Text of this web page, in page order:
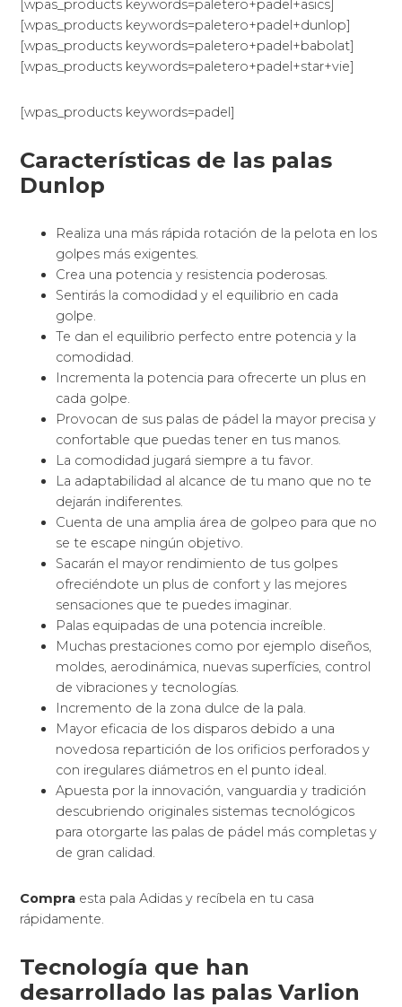
[wpas_products keywords=paletero+padel+asics]
[wpas_products keywords=paletero+padel+dunlop]
[wpas_products keywords=paletero+padel+babolat]
[wpas_products keywords=paletero+padel+star+vie]
[wpas_products keywords=padel]
Características de las palas
Dunlop
Realiza una más rápida rotación de la pelota en los
golpes más exigentes.
Crea una potencia y resistencia poderosas.
Sentirás la comodidad y el equilibrio en cada
golpe.
Te dan el equilibrio perfecto entre potencia y la
comodidad.
Incrementa la potencia para ofrecerte un plus en
cada golpe.
Provocan de sus palas de pádel la mayor precisa y
confortable que puedas tener en tus manos.
La comodidad jugará siempre a tu favor.
La adaptabilidad al alcance de tu mano que no te
dejarán indiferentes.
Cuenta de una amplia área de golpeo para que no
se te escape ningún objetivo.
Sacarán el mayor rendimiento de tus golpes
ofreciéndote un plus de confort y las mejores
sensaciones que te puedes imaginar.
Palas equipadas de una potencia increíble.
Muchas prestaciones como por ejemplo diseños,
moldes, aerodinámica, nuevas superfícies, control
de vibraciones y tecnologías.
Incremento de la zona dulce de la pala.
Mayor eficacia de los disparos debido a una
novedosa repartición de los orificios perforados y
con iregulares diámetros en el punto ideal.
Apuesta por la innovación, vanguardia y tradición
descubriendo originales sistemas tecnológicos
para otorgarte las palas de pádel más completas y
de gran calidad.
Compra esta pala Adidas y recíbela en tu casa
rápidamente.
Tecnología que han
desarrollado las palas Varlion